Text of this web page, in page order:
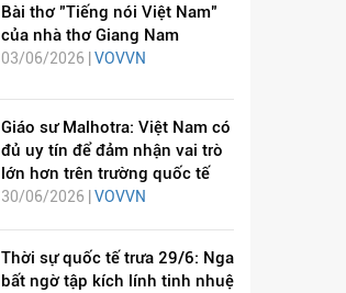
Bài thơ "Tiếng nói Việt Nam"
của nhà thơ Giang Nam
03/06/2026 | VOVVN
Giáo sư Malhotra: Việt Nam có
đủ uy tín để đảm nhận vai trò
lớn hơn trên trường quốc tế
30/06/2026 | VOVVN
Thời sự quốc tế trưa 29/6: Nga
bất ngờ tập kích lính tinh nhuệ